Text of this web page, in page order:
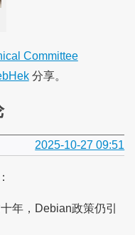
Committee
分享。
2025-10-27 09:51
年，Debian政策仍引